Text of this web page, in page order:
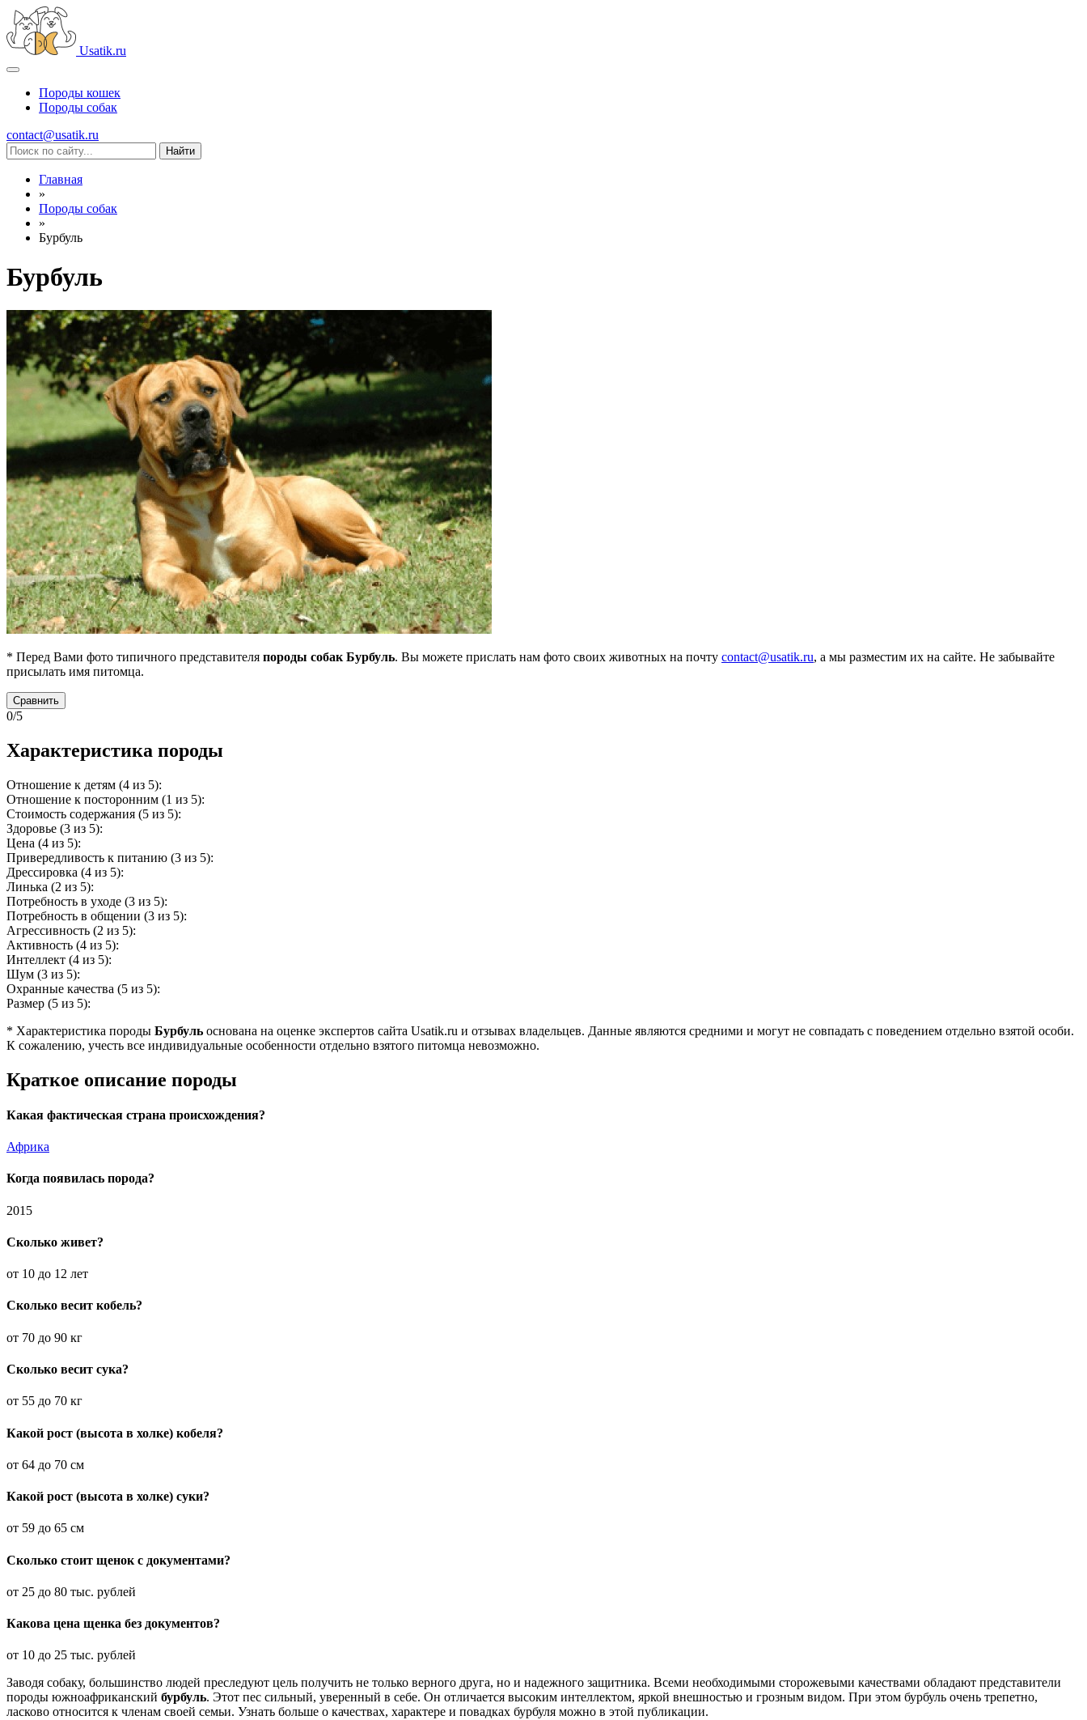
Usatik.ru
Породы кошек
Породы собак
contact@usatik.ru
Главная
»
Породы собак
»
Бурбуль
Бурбуль
* Перед Вами фото типичного представителя породы собак Бурбуль. Вы можете прислать нам фото своих животных на почту contact@usatik.ru, а мы разместим их на сайте. Не забывайте
присылать имя питомца.
Сравнить
0/5
Характеристика породы
Отношение к детям (4 из 5):
Отношение к посторонним (1 из 5):
Стоимость содержания (5 из 5):
Здоровье (3 из 5):
Цена (4 из 5):
Привередливость к питанию (3 из 5):
Дрессировка (4 из 5):
Линька (2 из 5):
Потребность в уходе (3 из 5):
Потребность в общении (3 из 5):
Агрессивность (2 из 5):
Активность (4 из 5):
Интеллект (4 из 5):
Шум (3 из 5):
Охранные качества (5 из 5):
Размер (5 из 5):
* Характеристика породы Бурбуль основана на оценке экспертов сайта Usatik.ru и отзывах владельцев. Данные являются средними и могут не совпадать с поведением отдельно взятой особи.
К сожалению, учесть все индивидуальные особенности отдельно взятого питомца невозможно.
Краткое описание породы
Какая фактическая страна происхождения?
Африка
Когда появилась порода?
2015
Сколько живет?
от 10 до 12 лет
Сколько весит кобель?
от 70 до 90 кг
Сколько весит сука?
от 55 до 70 кг
Какой рост (высота в холке) кобеля?
от 64 до 70 см
Какой рост (высота в холке) суки?
от 59 до 65 см
Сколько стоит щенок с документами?
от 25 до 80 тыс. рублей
Какова цена щенка без документов?
от 10 до 25 тыс. рублей
Заводя собаку, большинство людей преследуют цель получить не только верного друга, но и надежного защитника. Всеми необходимыми сторожевыми качествами обладают представители
породы южноафриканский бурбуль. Этот пес сильный, уверенный в себе. Он отличается высоким интеллектом, яркой внешностью и грозным видом. При этом бурбуль очень трепетно,
ласково относится к членам своей семьи. Узнать больше о качествах, характере и повадках бурбуля можно в этой публикации.